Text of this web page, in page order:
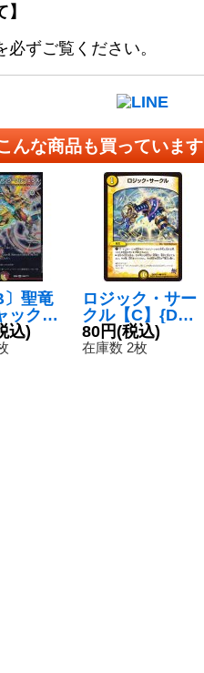
必ずご覧ください。
んな商品も買っています
〕聖竜
ック・
ス
込)
ロジック・サー
クル【C】{DMX
22-a40/59}
《光》
80円(税込)
在庫数 2枚